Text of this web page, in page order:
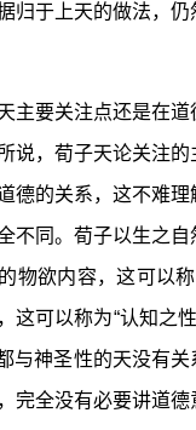
归于上天的做法，
要关注点还是在道
说，荀子天论关注的
德的关系，这不难理
不同。荀子以生之
物欲内容，这可以称
这可以称为“认知之
与神圣性的天没有
完全没有必要讲道